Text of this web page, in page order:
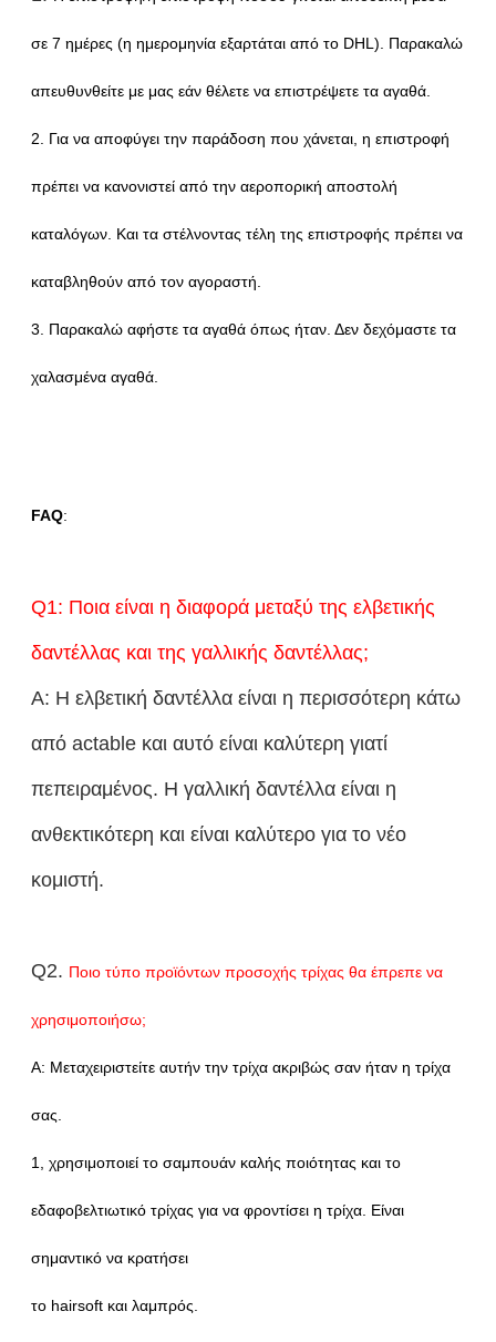
σε 7 ημέρες (η ημερομηνία εξαρτάται από το DHL). Παρακαλώ
απευθυνθείτε με μας εάν θέλετε να επιστρέψετε τα αγαθά.
2. Για να αποφύγει την παράδοση που χάνεται, η επιστροφή
πρέπει να κανονιστεί από την αεροπορική αποστολή
καταλόγων. Και τα στέλνοντας τέλη της επιστροφής πρέπει να
καταβληθούν από τον αγοραστή.
3. Παρακαλώ αφήστε τα αγαθά όπως ήταν. Δεν δεχόμαστε τα
χαλασμένα αγαθά.
FAQ:
Q1: Ποια είναι η διαφορά μεταξύ της ελβετικής
δαντέλλας και της γαλλικής δαντέλλας;
Α: Η ελβετική δαντέλλα είναι η περισσότερη κάτω
από actable και αυτό είναι καλύτερη γιατί
πεπειραμένος. Η γαλλική δαντέλλα είναι η
ανθεκτικότερη και είναι καλύτερο για το νέο
κομιστή.
Q2. Ποιο τύπο προϊόντων προσοχής τρίχας θα έπρεπε να
χρησιμοποιήσω;
Α: Μεταχειριστείτε αυτήν την τρίχα ακριβώς σαν ήταν η τρίχα
σας.
1, χρησιμοποιεί το σαμπουάν καλής ποιότητας και το
εδαφοβελτιωτικό τρίχας για να φροντίσει η τρίχα. Είναι
σημαντικό να κρατήσει
το hairsoft και λαμπρός.